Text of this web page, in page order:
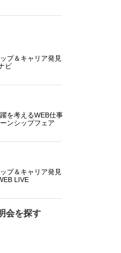
プ＆キャリア発見
ビ
を考えるWEB仕事
ンシップフェア
プ＆キャリア発見
LIVE
会を探す